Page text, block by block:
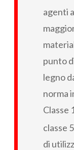
agenti
punto
legno
norma
Classe
classe
di